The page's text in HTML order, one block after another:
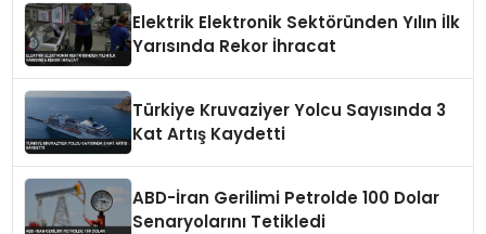
Elektrik Elektronik Sektöründen Yılın İlk
Yarısında Rekor İhracat
Türkiye Kruvaziyer Yolcu Sayısında 3
Kat Artış Kaydetti
ABD-İran Gerilimi Petrolde 100 Dolar
Senaryolarını Tetikledi